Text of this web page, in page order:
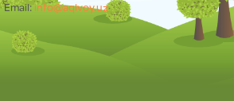
Email: info@aqlvoy.uz